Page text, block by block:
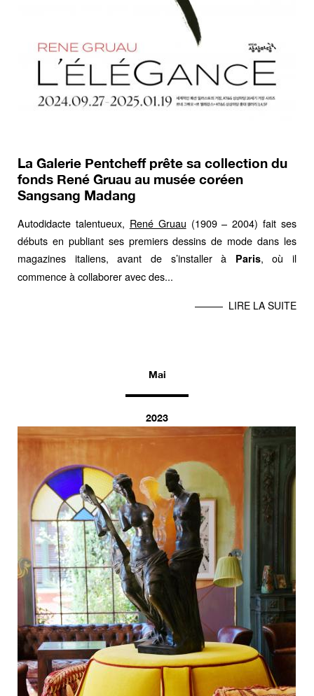
La Galerie Pentcheff prête sa collection du
fonds René Gruau au musée coréen
Sangsang Madang
Autodidacte talentueux, René Gruau (1909 – 2004) fait ses
débuts en publiant ses premiers dessins de mode dans les
magazines italiens, avant de s’installer à Paris, où il
commence à collaborer avec des...
LIRE LA SUITE
Mai
2023